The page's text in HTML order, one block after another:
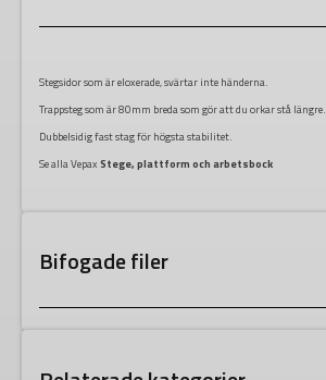
Stegsidor som är eloxerade, svärtar inte händerna.
Trappsteg som är 80mm breda som gör att du orkar stå längre.
Dubbelsidig fast stag för högsta stabilitet.
Se alla VepaxStege, plattform och arbetsbock
Bifogade filer